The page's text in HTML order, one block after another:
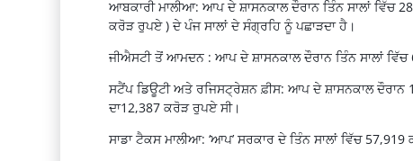
ਆਬਕਾਰੀ ਮਾਲੀਆ: ਆਪ ਦੇ ਸ਼ਾਸਨਕਾਲ ਦੌਰਾਨ ਤਿੰਨ ਸਾਲਾਂ ਵਿੱਚ
ਕਰੋੜ ਰੁਪਏ ) ਦੇ ਪੰਜ ਸਾਲਾਂ ਦੇ ਸੰਗ੍ਰਹਿ ਨੂੰ ਪਛਾੜਦਾ ਹੈ।
ਜੀਐਸਟੀ ਤੋਂ ਆਮਦਨ : ਆਪ ਦੇ ਸ਼ਾਸਨਕਾਲ ਦੌਰਾਨ ਤਿੰਨ ਸਾਲਾਂ
ਸਟੈਂਪ ਡਿਊਟੀ ਅਤੇ ਰਜਿਸਟ੍ਰੇਸ਼ਨ ਫ਼ੀਸ: ਆਪ ਦੇ ਸ਼ਾਸਨਕਾਲ
ਦਾ12,387 ਕਰੋੜ ਰੁਪਏ ਸੀ।
ਸਾਡਾ ਟੈਕਸ ਮਾਲੀਆ: ‘ਆਪ’ ਸਰਕਾਰ ਦੇ ਤਿੰਨ ਸਾਲਾਂ ਵਿੱਚ